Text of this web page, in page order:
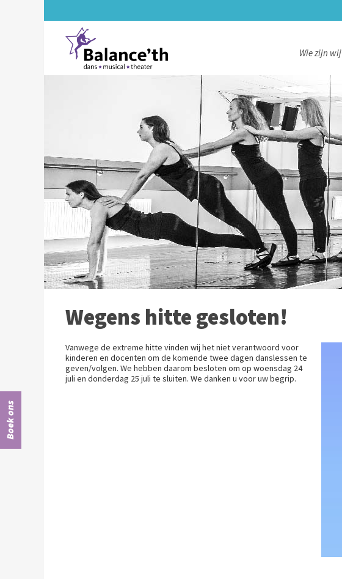
Boek ons
Wie zijn wij
Wegens hitte gesloten!
Vanwege de extreme hitte vinden wij het niet verantwoord voor
kinderen en docenten om de komende twee dagen danslessen te
geven/volgen. We hebben daarom besloten om op woensdag 24
juli en donderdag 25 juli te sluiten. We danken u voor uw begrip.